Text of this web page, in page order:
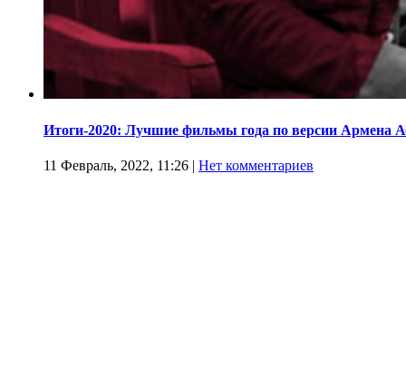
Итоги-2020: Лучшие фильмы года по версии Армена
11 Февраль, 2022, 11:26 | Нет комментариев